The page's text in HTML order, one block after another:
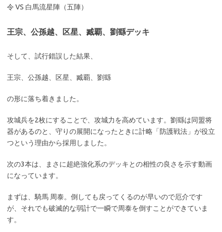
令 VS 白馬流星陣（五陣）
王宗、公孫越、区星、臧覇、劉繇デッキ
そして、試行錯誤した結果、
王宗、公孫越、区星、臧覇、劉繇
の形に落ち着きました。
攻城兵を2枚にすることで、攻城力を高めています。劉繇は同盟将
器があるのと、守りの展開になったときに計略「防護戦法」が役立
つという理由から採用しました。
次の3本は、まさに超絶強化系のデッキとの相性の良さを示す動画
になっています。
まずは、騎馬 周泰。倒しても戻ってくるのが早いので厄介です
が、それでも破滅的な弱計で一瞬で周泰を倒すことができていま
す。